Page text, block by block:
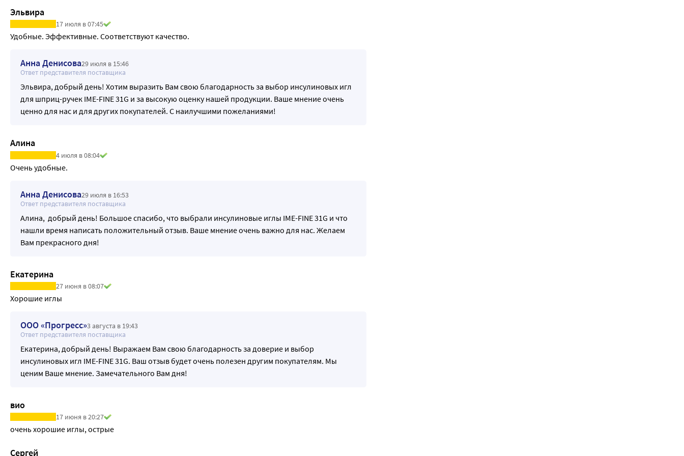
Эльвира
17 июля в 07:45
Удобные. Эффективные. Соответствуют качество.
Анна Денисова29 июля в 15:46
Ответ представителя поставщика
Эльвира, добрый день! Хотим выразить Вам свою благодарность за выбор инсулиновых игл
для шприц-ручек IME-FINE 31G и за высокую оценку нашей продукции. Ваше мнение очень
ценно для нас и для других покупателей. С наилучшими пожеланиями!
Алина
4 июля в 08:04
Очень удобные.
Анна Денисова29 июля в 16:53
Ответ представителя поставщика
Алина, добрый день! Большое спасибо, что выбрали инсулиновые иглы IME-FINE 31G и что
нашли время написать положительный отзыв. Ваше мнение очень важно для нас. Желаем
Вам прекрасного дня!
Екатерина
27 июня в 08:07
Хорошие иглы
ООО «Прогресс»3 августа в 19:43
Ответ представителя поставщика
Екатерина, добрый день! Выражаем Вам свою благодарность за доверие и выбор
инсулиновых игл IME-FINE 31G. Ваш отзыв будет очень полезен другим покупателям. Мы
ценим Ваше мнение. Замечательного Вам дня!
вио
17 июня в 20:27
Сергей